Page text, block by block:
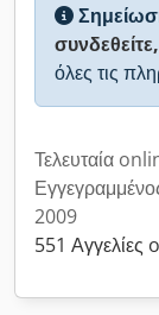
συνδεθείτε,
όλες τις
Τελευταία
2009
551 Αγγελίες